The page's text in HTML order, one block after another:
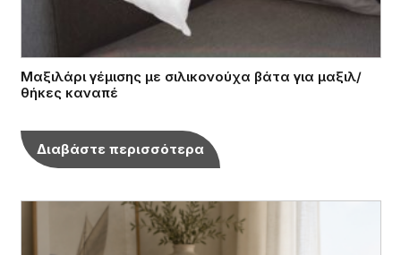
Μαξιλάρι γέμισης με σιλικονούχα βάτα για μαξιλ/
θήκες καναπέ
Διαβάστε περισσότερα